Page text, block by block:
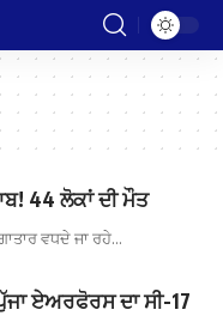
44 ਲੋਕਾਂ ਦੀ ਮੌਤ
ਵਧਦੇ ਜਾ ਰਹੇ…
ਏਅਰਫੋਰਸ ਦਾ ਸੀ-17